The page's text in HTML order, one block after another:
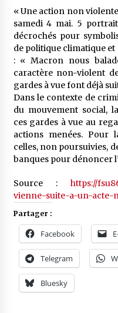
« Une action non
samedi 4 mai. 5
décrochés pour
de politique climatique et
: « Macron nous
caractère non-violent
gardes à vue font déjà
Dans le contexte de
du mouvement social,
ces gardes à vue au
actions menées. Pour
celles, non poursuivies,
banques pour dénoncer
Source : https://
vienne-suite-a-un-acte-
Partager :
Facebook
Telegram
Bluesky